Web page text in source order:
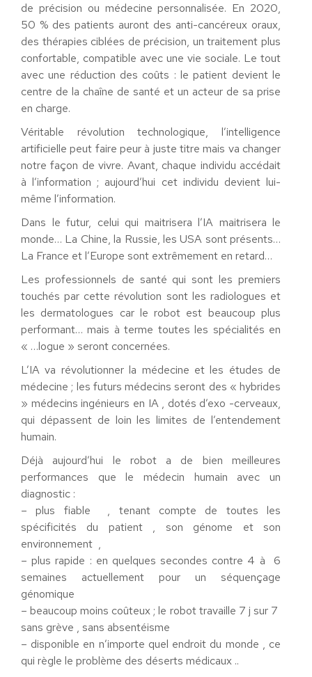
de précision ou médecine personnalisée. En 2020,
50 % des patients auront des anti-cancéreux oraux,
des thérapies ciblées de précision, un traitement plus
confortable, compatible avec une vie sociale. Le tout
avec une réduction des coûts : le patient devient le
centre de la chaîne de santé et un acteur de sa prise
en charge.
Véritable révolution technologique, l’intelligence
artificielle peut faire peur à juste titre mais va changer
notre façon de vivre. Avant, chaque individu accédait
à l’information ; aujourd’hui cet individu devient lui-
même l’information.
Dans le futur, celui qui maitrisera l’IA maitrisera le
monde… La Chine, la Russie, les USA sont présents…
La France et l’Europe sont extrêmement en retard…
Les professionnels de santé qui sont les premiers
touchés par cette révolution sont les radiologues et
les dermatologues car le robot est beaucoup plus
performant… mais à terme toutes les spécialités en
« …logue » seront concernées.
L’IA va révolutionner la médecine et les études de
médecine ; les futurs médecins seront des « hybrides
» médecins ingénieurs en IA , dotés d’exo -cerveaux,
qui dépassent de loin les limites de l’entendement
humain.
Déjà aujourd’hui le robot a de bien meilleures
performances que le médecin humain avec un
diagnostic :
– plus fiable , tenant compte de toutes les
spécificités du patient , son génome et son
environnement ,
– plus rapide : en quelques secondes contre 4 à 6
semaines actuellement pour un séquençage
génomique
– beaucoup moins coûteux ; le robot travaille 7 j sur 7
sans grève , sans absentéisme
– disponible en n’importe quel endroit du monde , ce
qui règle le problème des déserts médicaux ..